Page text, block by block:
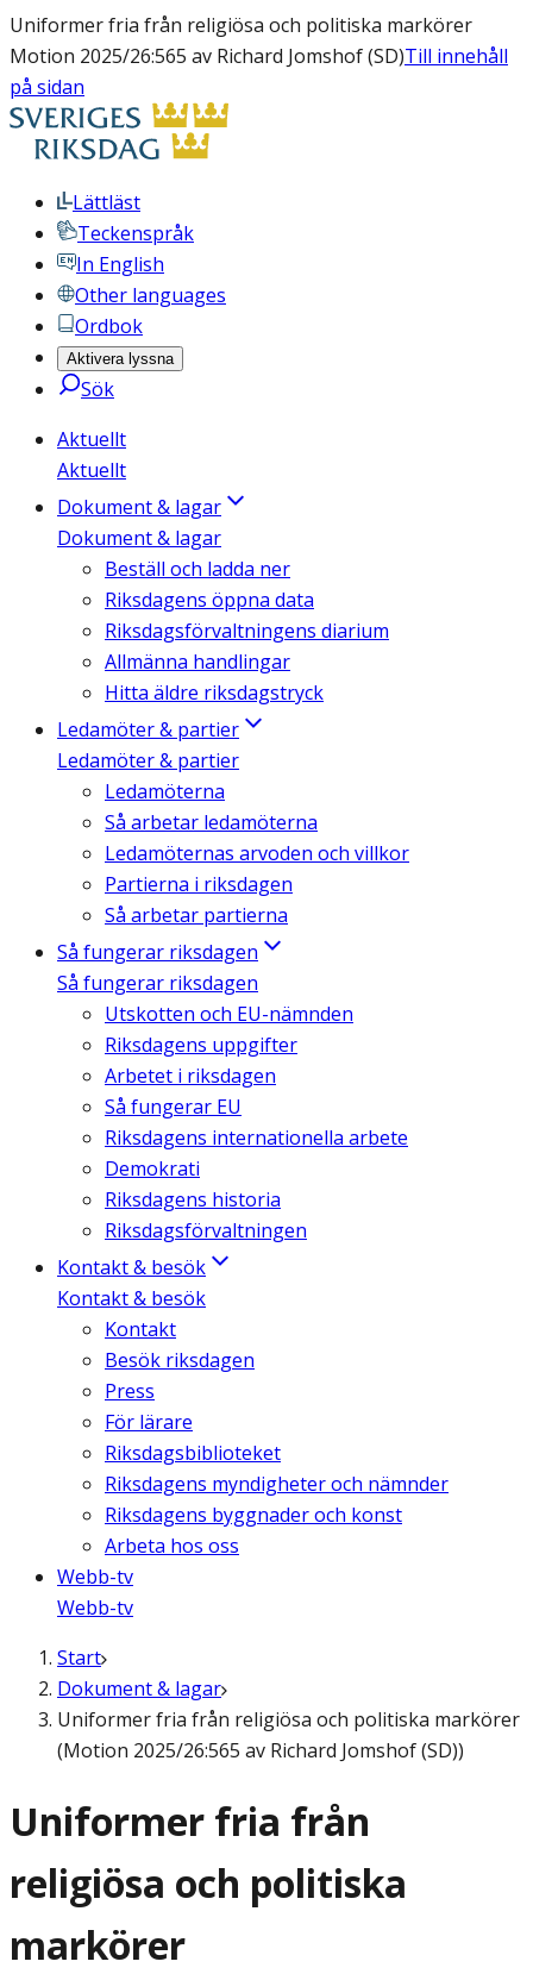
Uniformer fria från religiösa och politiska markörer
Motion 2025/26:565 av Richard Jomshof (SD)Till innehåll
på sidan
Lättläst
Teckenspråk
In English
Other languages
Ordbok
Aktivera lyssna
Sök
Aktuellt
Aktuellt
Dokument & lagar
Dokument & lagar
Beställ och ladda ner
Riksdagens öppna data
Riksdagsförvaltningens diarium
Allmänna handlingar
Hitta äldre riksdagstryck
Ledamöter & partier
Ledamöter & partier
Ledamöterna
Så arbetar ledamöterna
Ledamöternas arvoden och villkor
Partierna i riksdagen
Så arbetar partierna
Så fungerar riksdagen
Så fungerar riksdagen
Utskotten och EU-nämnden
Riksdagens uppgifter
Arbetet i riksdagen
Så fungerar EU
Riksdagens internationella arbete
Demokrati
Riksdagens historia
Riksdagsförvaltningen
Kontakt & besök
Kontakt & besök
Kontakt
Besök riksdagen
Press
För lärare
Riksdagsbiblioteket
Riksdagens myndigheter och nämnder
Riksdagens byggnader och konst
Arbeta hos oss
Webb-tv
Webb-tv
Start
Dokument & lagar
Uniformer fria från religiösa och politiska markörer
(Motion 2025/26:565 av Richard Jomshof (SD))
Uniformer fria från
religiösa och politiska
markörer